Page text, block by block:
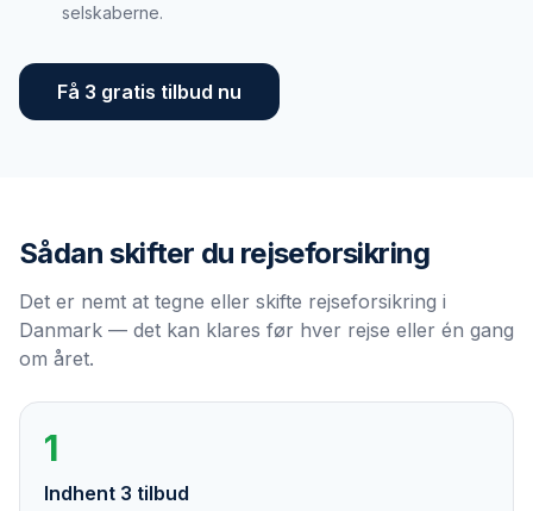
selskaberne.
Få 3 gratis tilbud nu
Sådan skifter du rejseforsikring
Det er nemt at tegne eller skifte rejseforsikring i
Danmark — det kan klares før hver rejse eller én gang
om året.
1
Indhent 3 tilbud